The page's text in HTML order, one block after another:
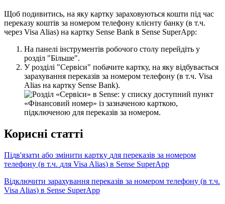
Щоб подивитись, на яку картку зараховуються кошти під час
переказу коштів за номером телефону клієнту банку (в т.ч.
через VisaAlias) на картку Sense Bank в Sense SuperApp:
На панелі інструментів робочого столу перейдіть у
розділ "Більше".
У розділі "Сервіси" побачите картку, на яку відбувається
зарахування переказів за номером телефону (в т.ч. Visa
Alias на картку Sense Bank).
Корисні статті
Підв'язати або змінити картку для переказів за номером
телефону (в т.ч. для Visa Alias) в Sense SuperApp
Відключити зарахування переказів за номером телефону (в т.ч.
Visa Alias) в Sense SuperApp